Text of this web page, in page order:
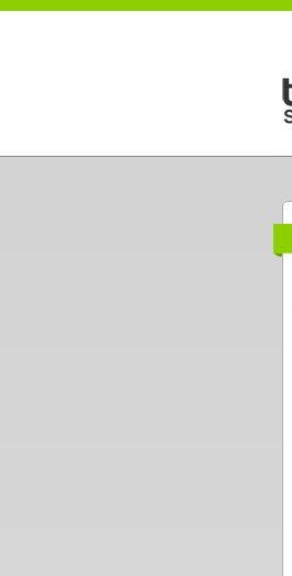
Direkt zum Inhalt